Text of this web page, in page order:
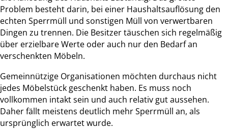
Problem besteht darin, bei einer Haushaltsauflösung den
echten Sperrmüll und sonstigen Müll von verwertbaren
Dingen zu trennen. Die Besitzer täuschen sich regelmäßig
über erzielbare Werte oder auch nur den Bedarf an
verschenkten Möbeln.
Gemeinnützige Organisationen möchten durchaus nicht
jedes Möbelstück geschenkt haben. Es muss noch
vollkommen intakt sein und auch relativ gut aussehen.
Daher fällt meistens deutlich mehr Sperrmüll an, als
ursprünglich erwartet wurde.